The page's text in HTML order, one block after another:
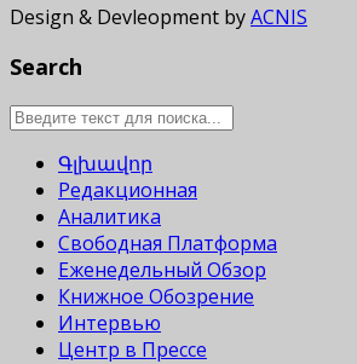
Design & Devleopment byACNIS
Search
Գլխավոր
Редакционная
Аналитика
Свободная Платформа
Еженедельный Обзор
Книжное Обозрение
Интервью
Центр в Прессе